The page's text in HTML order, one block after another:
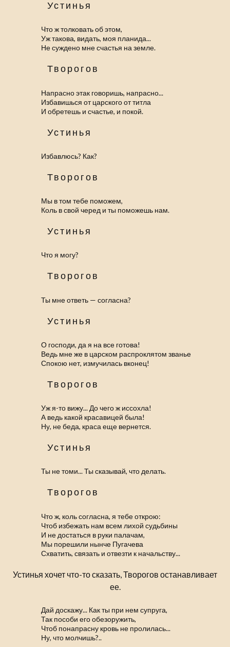
Устинья
Что ж толковать об этом,
Уж такова, видать, моя планида...
Не суждено мне счастья на земле.
Творогов
Напрасно этак говоришь, напрасно...
Избавишься от царского от титла
И обретешь и счастье, и покой.
Устинья
Избавлюсь? Как?
Творогов
Мы в том тебе поможем,
Коль в свой черед и ты поможешь нам.
Устинья
Что я могу?
Творогов
Ты мне ответь — согласна?
Устинья
О господи, да я на все готова!
Ведь мне же в царском распроклятом званье
Спокою нет, измучилась вконец!
Творогов
Уж я-то вижу... До чего ж иссохла!
А ведь какой красавицей была!
Ну, не беда, краса еще вернется.
Устинья
Ты не томи... Ты сказывай, что делать.
Творогов
Что ж, коль согласна, я тебе открою:
Чтоб избежать нам всем лихой судьбины
И не достаться в руки палачам,
Мы порешили нынче Пугачева
Схватить, связать и отвезти к начальству...
Устинья хочет что-то сказать, Творогов останавливает
ее.
Дай доскажу... Как ты при нем супруга,
Так пособи его обезоружить,
Чтоб понапрасну кровь не пролилась...
Ну, что молчишь?..